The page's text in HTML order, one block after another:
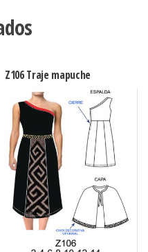
Z106 Traje mapuche